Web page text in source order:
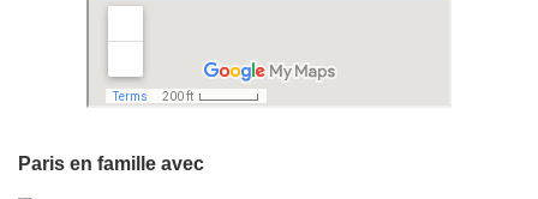
Paris en famille avec